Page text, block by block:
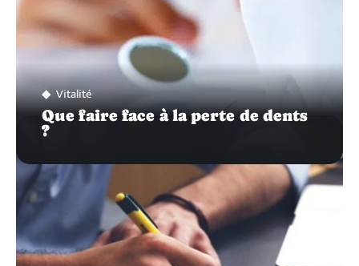
Vitalité
Que faire face à la perte de dents
?